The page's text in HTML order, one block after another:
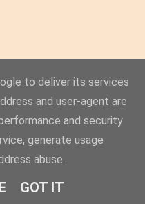
Blogger
to deliver its services
and user-agent are
and security
generate usage
abuse.
GOT IT